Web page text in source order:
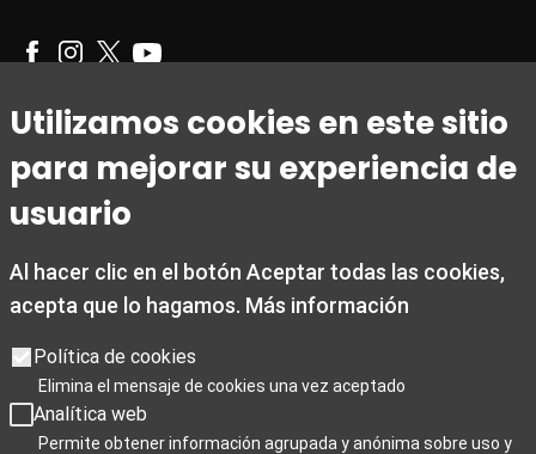
De 1 de marzo a 31 de octubre
De lunes a viernes de 09:00 a 20:00
Domingos y festivos de 10:00 a 15:00
De lunes a viernes de 09:00 a 19:00
Sábados de 10:00 a 19:00
Domingos y festivos de 10:00 a 15:00
Utilizamos cookies en este sitio
para mejorar su experiencia de
usuario
Al hacer clic en el botón Aceptar todas las cookies,
acepta que lo hagamos. Más información
Política de cookies
Elimina el mensaje de cookies una vez aceptado
Analítica web
Permite obtener información agrupada y anónima sobre uso y